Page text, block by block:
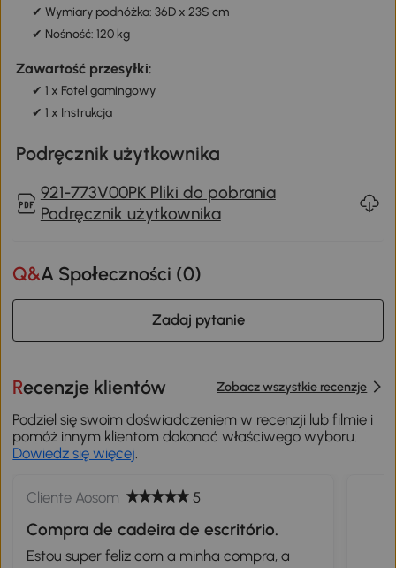
✔ Wymiary podnóżka: 36D x 23S cm
✔ Nośność: 120 kg
Zawartość przesyłki:
✔ 1 x Fotel gamingowy
✔ 1 x Instrukcja
Podręcznik użytkownika
921-773V00PK Pliki do pobrania
Podręcznik użytkownika
Q&A Społeczności (0)
Zadaj pytanie
Recenzje klientów Zobacz wszystkie recenzje
Podziel się swoim doświadczeniem w recenzji lub filmie i
pomóż innym klientom dokonać właściwego wyboru.
Dowiedz się więcej.
Cliente Aosom 5
Compra de cadeira de escritório.
Estou super feliz com a minha compra, a